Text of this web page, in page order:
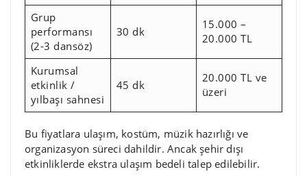
Grup
performansı
(2-3 dansöz)
30 dk
15.000 –
20.000 TL
Kurumsal
etkinlik /
yılbaşı sahnesi
45 dk
20.000 TL ve
üzeri
Bu fiyatlara ulaşım, kostüm, müzik hazırlığı ve
organizasyon süreci dahildir. Ancak şehir dışı
etkinliklerde ekstra ulaşım bedeli talep edilebilir.